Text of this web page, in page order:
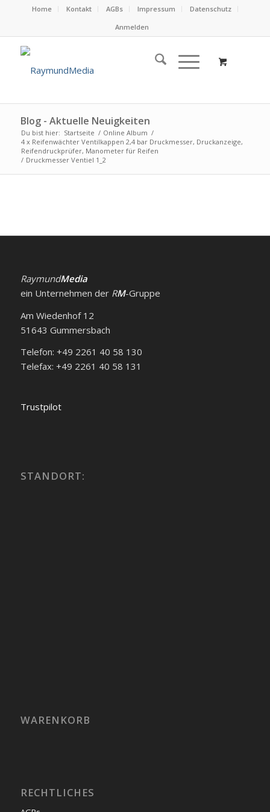
Home Kontakt AGBs Impressum
Datenschutz
Anmelden
Blog - Aktuelle Neuigkeiten
Du bist hier: Startseite / Online Album /
4 x Reifenwächter Ventilkappen 2,4 bar Druckmesser, Druckanzeige,
Reifendruckprüfer, Manometer für Reifen
/ Druckmesser Ventiel 1_2
RaymundMedia
ein Unternehmen der RM-Gruppe
Am Wiedenhof 12
51643 Gummersbach
Telefon: +49 2261 40 58 130
Telefax: +49 2261 40 58 131
Trustpilot
STANDORT:
WARENKORB
RECHTLICHES